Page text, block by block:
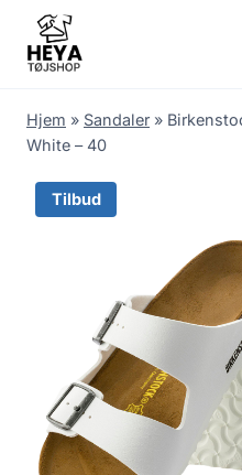
content
Hjem » Sandaler »
White – 40
Tilbud